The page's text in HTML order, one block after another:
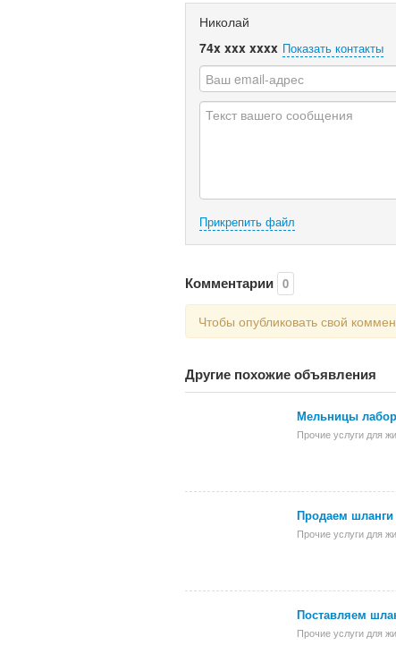
Николай
74x xxx xxxx Показать контакты
Прикрепить файл
Комментарии 0
Чтобы опубликовать свой
Другие похожие объявления
Мельницы
Прочие услуги для
Продаем шланги
Прочие услуги для
Поставляем
Прочие услуги для